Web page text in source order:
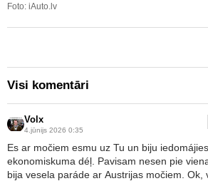
Foto: iAuto.lv
Visi komentāri
Volx
4.jūnijs 2026 0:35
Es ar močiem esmu uz Tu un biju
ekonomiskuma déļ. Pavisam nesen pie
bija vesela paráde ar Austrijas močiem. Ok,